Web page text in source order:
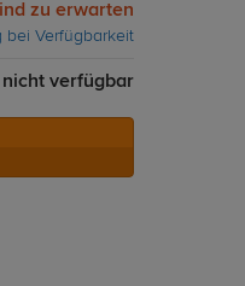
zu erwarten
bei Verfügbarkeit
nicht verfügbar